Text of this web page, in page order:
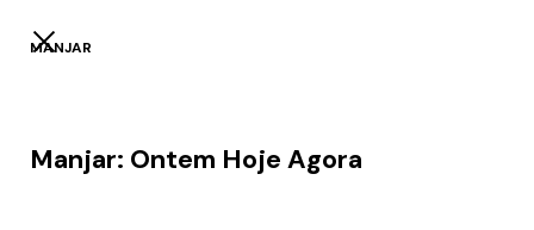
MANJAR
Manjar: Ontem Hoje Agora